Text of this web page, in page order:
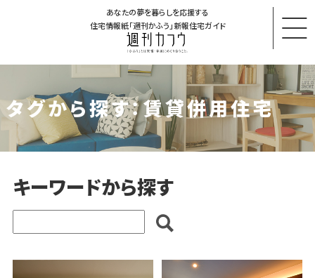
あなたの夢を暮らしを応援する
住宅情報紙「週刊かふう」新報住宅ガイド
タグから探す：賃貸併用住宅
キーワードから探す